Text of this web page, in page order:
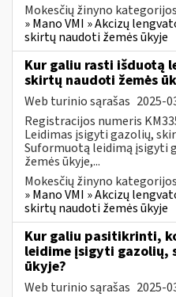
Mokesčių žinyno
» Mano VMI » Akcizų
skirtų naudoti žemės ūkyje
Kur galiu rasti išduotą
skirtų naudoti žemės
Web turinio sąrašas 2025-
Registracijos numeris
Leidimas įsigyti gazolių,
Suformuotą leidimą įsigyti
žemės ūkyje,...
Mokesčių žinyno
» Mano VMI » Akcizų
skirtų naudoti žemės ūkyje
Kur galiu pasitikrinti,
leidime įsigyti gazolių,
ūkyje?
Web turinio sąrašas 2025-